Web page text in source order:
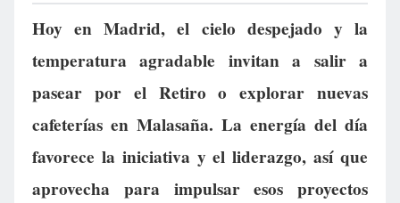
Hoy en Madrid, el cielo despejado y la
temperatura agradable invitan a salir a
pasear por el Retiro o explorar nuevas
cafeterías en Malasaña. La energía del día
favorece la iniciativa y el liderazgo, así que
aprovecha para impulsar esos proyectos